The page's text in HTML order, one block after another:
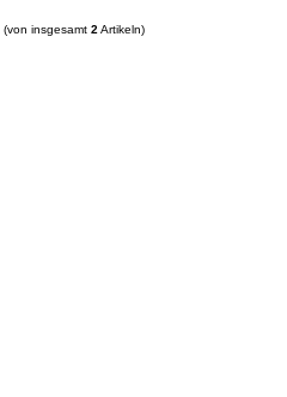
(von insgesamt 2 Artikeln)